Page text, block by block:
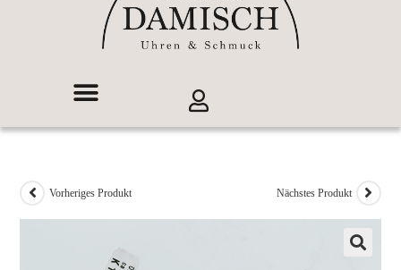
Vorheriges Produkt Nächstes Produkt